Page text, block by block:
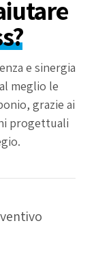
e sinergia
meglio le
grazie ai
progettuali